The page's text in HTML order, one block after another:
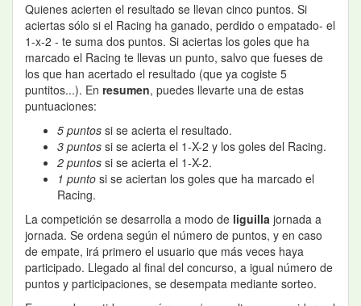
Quienes acierten el resultado se llevan cinco puntos. Si
aciertas sólo si el Racing ha ganado, perdido o empatado- el
1-x-2 - te suma dos puntos. Si aciertas los goles que ha
marcado el Racing te llevas un punto, salvo que fueses de
los que han acertado el resultado (que ya cogiste 5
puntitos...). En resumen, puedes llevarte una de estas
puntuaciones:
5 puntos si se acierta el resultado.
3 puntos si se acierta el 1-X-2 y los goles del Racing.
2 puntos si se acierta el 1-X-2.
1 punto si se aciertan los goles que ha marcado el
Racing.
La competición se desarrolla a modo de liguilla jornada a
jornada. Se ordena según el número de puntos, y en caso
de empate, irá primero el usuario que más veces haya
participado. Llegado al final del concurso, a igual número de
puntos y participaciones, se desempata mediante sorteo.